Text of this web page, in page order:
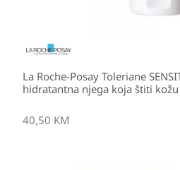
La Roche-Posay Toleriane
hidratantna njega koja štiti
40,50 KM